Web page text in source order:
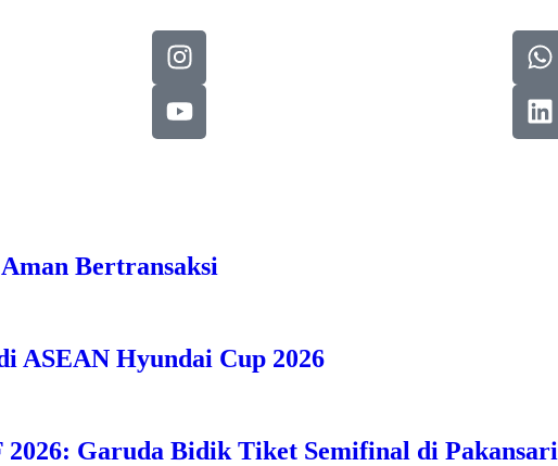
Bertransaksi
ASEAN Hyundai Cup 2026
2026: Garuda Bidik Tiket Semifinal di Pakansari